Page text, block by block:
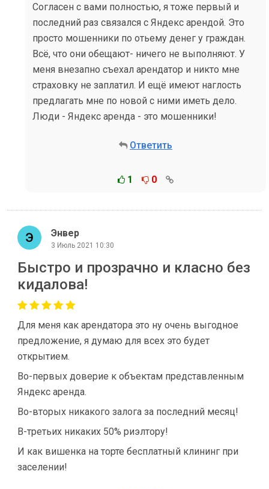
Согласен с вами полностью, я тоже первый и
последний раз связался с Яндекс арендой. Это
просто мошенники по отьему денег у граждан.
Всё, что они обещают- ничего не выполняют. У
меня внезапно съехал арендатор и никто мне
страховку не заплатил. И ещё имеют наглость
предлагать мне по новой с ними иметь дело.
Люди - Яндекс аренда - это мошенники!
Ответить
1 0
Энвер
3 Июль 2021 10:30
Быстро и прозрачно и класно без
кидалова!
Для меня как арендатора это ну очень выгодное
предложение, я думаю для всех это будет
открытием.
Во-первых доверие к объектам представленным
Яндекс аренда.
Во-вторых никакого залога за последний месяц!
В-третьих никаких 50% риэлтору!
И как вишенка на торте бесплатный клининг при
заселении!